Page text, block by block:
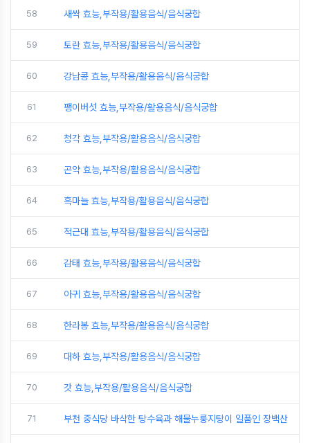
58 새싹 효능,부작용/활용음식/음식궁합
59 토란 효능,부작용/활용음식/음식궁합
60 강남콩 효능,부작용/활용음식/음식궁합
61 팽이버섯 효능,부작용/활용음식/음식궁합
62 청각 효능,부작용/활용음식/음식궁합
63 곤약 효능,부작용/활용음식/음식궁합
64 흑마늘 효능,부작용/활용음식/음식궁합
65 적근대 효능,부작용/활용음식/음식궁합
66 감태 효능,부작용/활용음식/음식궁합
67 아귀 효능,부작용/활용음식/음식궁합
68 한라봉 효능,부작용/활용음식/음식궁합
69 대하 효능,부작용/활용음식/음식궁합
70 갓 효능,부작용/활용음식/음식궁합
71 부천 중식당 바삭한 탕수육과 해물누룽지탕이 일품인 장백산